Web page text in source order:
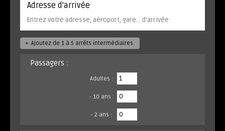
Adresse d'arrivée
Ajoutez de 1 à 5 arrêts intermédiaires.
+
Passagers :
Adultes :
- 10 ans :
- 2 ans :